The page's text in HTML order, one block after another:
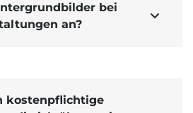
bei
an?

kostenpflichtige